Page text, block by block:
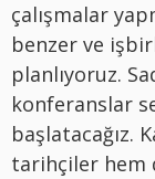
çalışmalar
benzer ve
planlıyoruz.
konferanslar
başlatacağız.
tarihçiler hem